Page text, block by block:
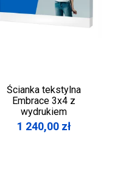
Ścianka tekstylna
Embrace 3x4 z
wydrukiem
1 240,00 zł